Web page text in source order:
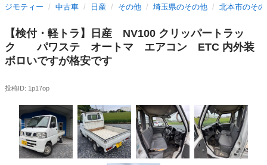
ジモティー 中古車 日産 その他 埼玉県のその他 北本市のそ
【検付・軽トラ】日産 NV100 クリッパートラッ
ク パワステ オートマ エアコン ETC 内外装
ボロいですが格安です
投稿ID: 1p17op